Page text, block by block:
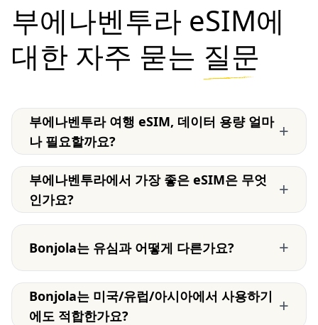
부에나벤투라 eSIM에
대한 자주 묻는 질문
부에나벤투라 여행 eSIM, 데이터 용량 얼마
나 필요할까요?
+
부에나벤투라에서 가장 좋은 eSIM은 무엇
인가요?
+
Bonjola는 유심과 어떻게 다른가요? +
Bonjola는 미국/유럽/아시아에서 사용하기
에도 적합한가요?
+